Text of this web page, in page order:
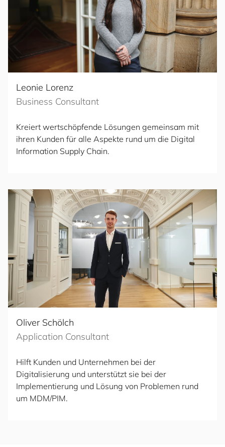
Leonie Lorenz
Business Consultant
Kreiert wertschöpfende Lösungen gemeinsam mit
ihren Kunden für alle Aspekte rund um die Digital
Information Supply Chain.
Oliver Schölch
Application Consultant
Hilft Kunden und Unternehmen bei der
Digitalisierung und unterstützt sie bei der
Implementierung und Lösung von Problemen rund
um MDM/PIM.